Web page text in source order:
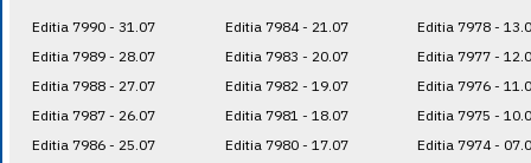
Editia 7990 - 31.07
Editia 7989 - 28.07
Editia 7988 - 27.07
Editia 7987 - 26.07
Editia 7986 - 25.07
Editia 7984 - 21.07
Editia 7983 - 20.07
Editia 7982 - 19.07
Editia 7981 - 18.07
Editia 7980 - 17.07
Editia 7978 -
Editia 7977 -
Editia 7976 -
Editia 7975 -
Editia 7974 -